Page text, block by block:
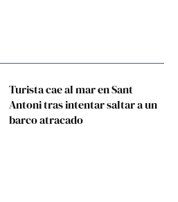
Turista cae al mar en Sant
Antoni tras intentar saltar a un
barco atracado